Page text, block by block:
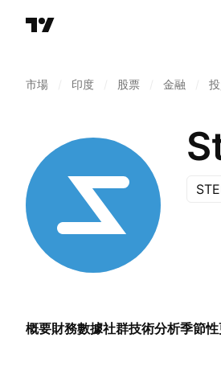
市場 印度 股票 金融
概要財務數據社群技術分析季節性